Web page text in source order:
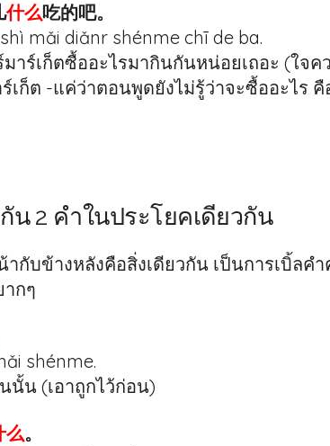
什么吃的吧。
mǎi diǎnr shénme chī de ba.
มาร์เก็ตซื้ออะไรมากินกันหน่อยเถอะ (ใจค
เก็ต -แค่ว่าตอนพูดยังไม่รู้ว่าจะซื้ออะไร
น 2 คำในประโยคเดียวกัน
กับข้างหลังคือสิ่งเดียวกัน เป็นการเบิ้ลค
กๆ
shénme.
นั้น (เอาถูกไว้ก่อน)
么。